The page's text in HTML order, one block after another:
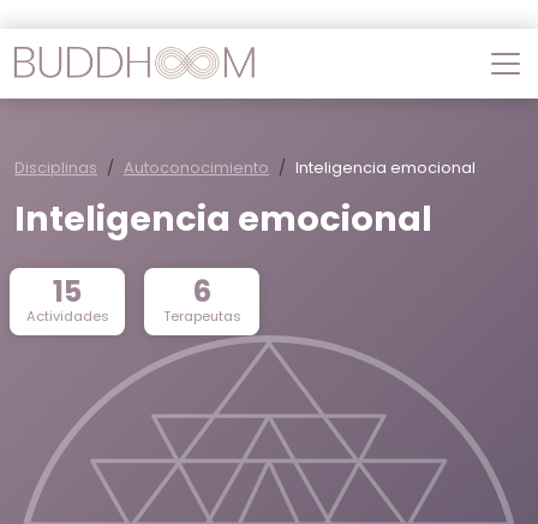
Disciplinas Autoconocimiento Inteligencia emocional
Inteligencia emocional
15
Actividades
6
Terapeutas